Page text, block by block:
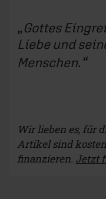
Gottes
Liebe und
Menschen.
Wir lieben es, für
Artikel sind
finanzieren. Jetzt